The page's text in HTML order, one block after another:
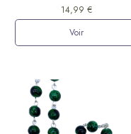
14,99 €
Voir